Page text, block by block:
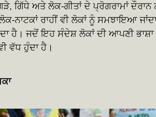
ਗਿੱਧੇ ਅਤੇ ਲੋਕ-ਗੀਤਾਂ ਦੇ ਪ੍ਰੋਗਰਾਮਾਂ
ਨਾਟਕਾਂ ਰਾਹੀਂ ਵੀ ਲੋਕਾਂ ਨੂੰ ਸਮਝਾਇਆ
ਹੈ। ਜਦੋਂ ਇਹ ਸੰਦੇਸ਼ ਲੋਕਾਂ ਦੀ ਆਪਣੀ ਭਾਸ਼ਾ
ਵੱਧ ਹੁੰਦਾ ਹੈ।